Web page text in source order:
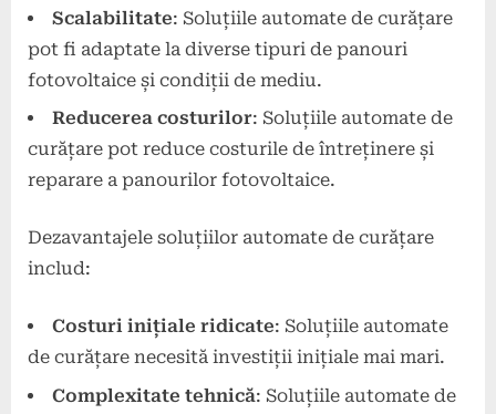
Scalabilitate: Soluțiile automate de curățare
pot fi adaptate la diverse tipuri de panouri
fotovoltaice și condiții de mediu.
Reducerea costurilor: Soluțiile automate de
curățare pot reduce costurile de întreținere și
reparare a panourilor fotovoltaice.
Dezavantajele soluțiilor automate de curățare
includ:
Costuri inițiale ridicate: Soluțiile automate
de curățare necesită investiții inițiale mai mari.
Complexitate tehnică: Soluțiile automate de